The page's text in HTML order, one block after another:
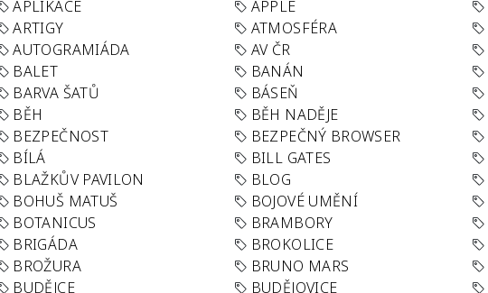
APLIKACE APPLE
ARTIGY ATMOSFÉRA
AUTOGRAMIÁDA AV ČR
BALET BANÁN
BARVA ŠATŮ BÁSEŇ
BĚH BĚH NADĚJE
BEZPEČNOST BEZPEČNÝ BROWSER
BÍLÁ BILL GATES
BLAŽKŮV PAVILON BLOG
BOHUŠ MATUŠ BOJOVÉ UMĚNÍ
BOTANICUS BRAMBORY
BRIGÁDA BROKOLICE
BROŽURA BRUNO MARS
BUDĚJCE BUDĚJOVICE